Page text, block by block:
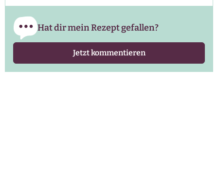
Hat dir mein Rezept gefallen?
Jetzt kommentieren